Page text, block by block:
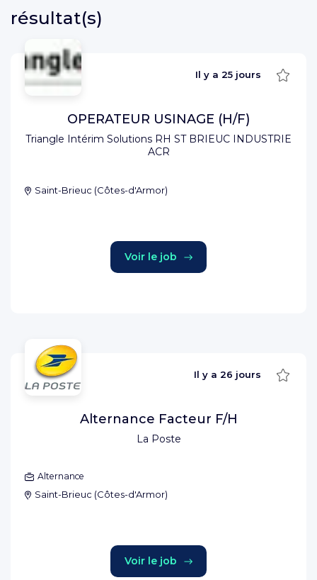
résultat(s)
Triangle Intérim Solutions RH ST BRIEUC INDUSTRIE
ACR
Il y a 25 jours
OPERATEUR USINAGE (H/F)
Saint-Brieuc (Côtes-d'Armor)
Voir le job
La Poste
Il y a 26 jours
Alternance Facteur F/H
Alternance
Saint-Brieuc (Côtes-d'Armor)
Voir le job